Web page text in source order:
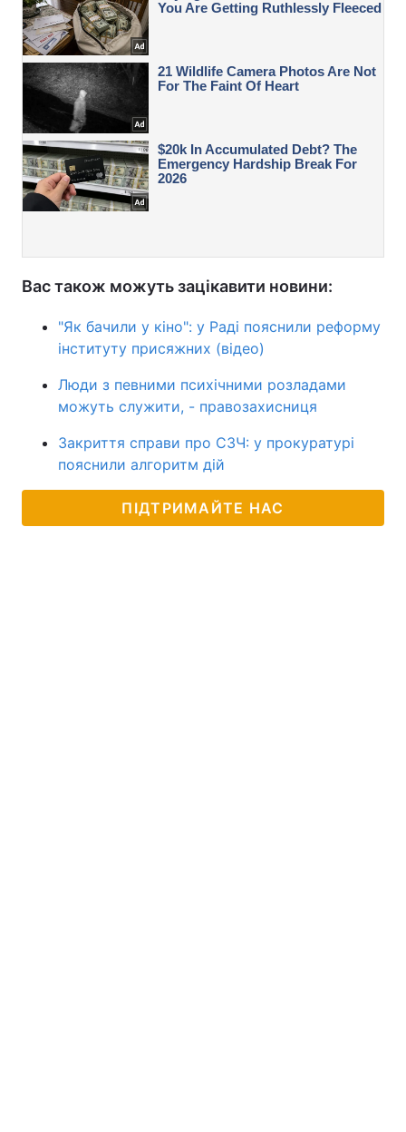
Вас також можуть зацікавити новини:
"Як бачили у кіно": у Раді пояснили реформу
інституту присяжних (відео)
Люди з певними психічними розладами
можуть служити, - правозахисниця
Закриття справи про СЗЧ: у прокуратурі
пояснили алгоритм дій
ПІДТРИМАЙТЕ НАС